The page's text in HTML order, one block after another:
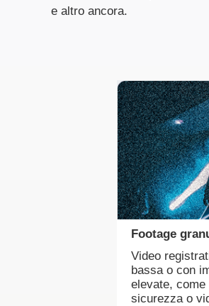
e altro ancora.
Footage
Video
bassa o con
elevate,
sicurezza o